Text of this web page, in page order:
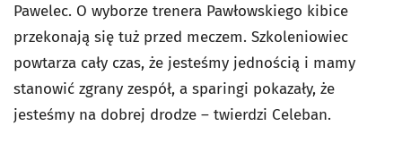
Pawelec. O wyborze trenera Pawłowskiego kibice
przekonają się tuż przed meczem. Szkoleniowiec
powtarza cały czas, że jesteśmy jednością i mamy
stanowić zgrany zespół, a sparingi pokazały, że
jesteśmy na dobrej drodze – twierdzi Celeban.